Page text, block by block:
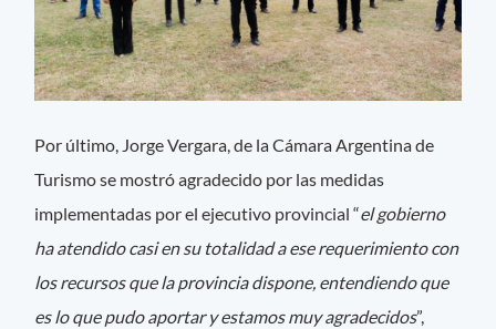
Por último, Jorge Vergara, de la Cámara Argentina de
Turismo se mostró agradecido por las medidas
implementadas por el ejecutivo provincial “el gobierno
ha atendido casi en su totalidad a ese requerimiento con
los recursos que la provincia dispone, entendiendo que
es lo que pudo aportar y estamos muy agradecidos”,